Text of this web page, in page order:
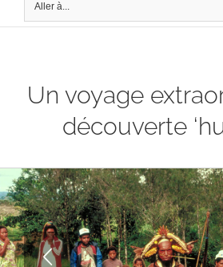
Aller à...
Un voyage
découverte